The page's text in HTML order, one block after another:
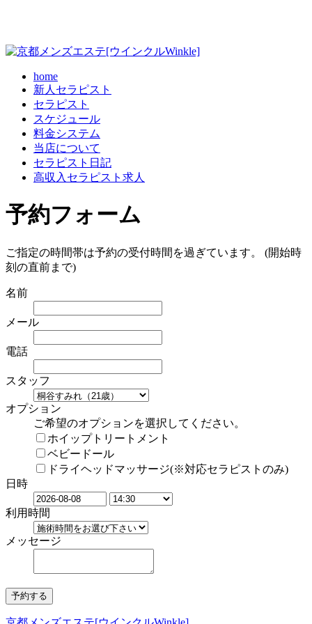
home
新人セラピスト
セラピスト
スケジュール
料金システム
当店について
セラピスト日記
高収入セラピスト求人
予約フォーム
ご指定の時間帯は予約の受付時間を過ぎています。 (開始時
刻の直前まで)
名前
メール
電話
スタッフ
オプション
ご希望のオプションを選択してください。
ホイップトリートメント
ベビードール
ドライヘッドマッサージ(※対応セラピストのみ)
日時
利用時間
メッセージ